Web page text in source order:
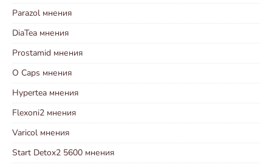
Parazol мнения
DiaTea мнения
Prostamid мнения
O Caps мнения
Hypertea мнения
Flexoni2 мнения
Varicol мнения
Start Detox2 5600 мнения